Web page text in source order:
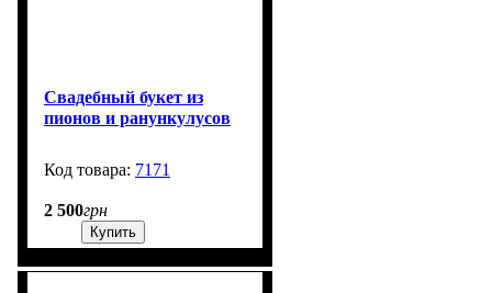
Свадебный букет из
пионов и ранункулусов
7171
2 500грн
Купить